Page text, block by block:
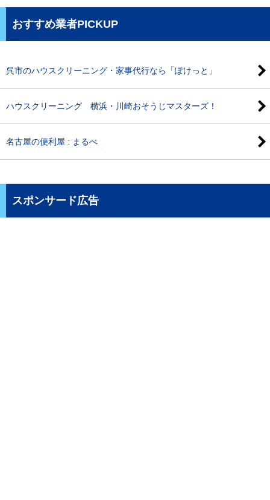
おすすめ業者PICKUP
呉市のハウスクリーニング・家事代行なら「ぽけっと」
ハウスクリーニング 横浜・川崎おそうじマスターズ！
名古屋の便利屋 : まるべ
スポンサード広告